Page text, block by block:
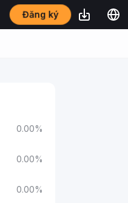
Đăng ký
0.00%
0.00%
0.00%